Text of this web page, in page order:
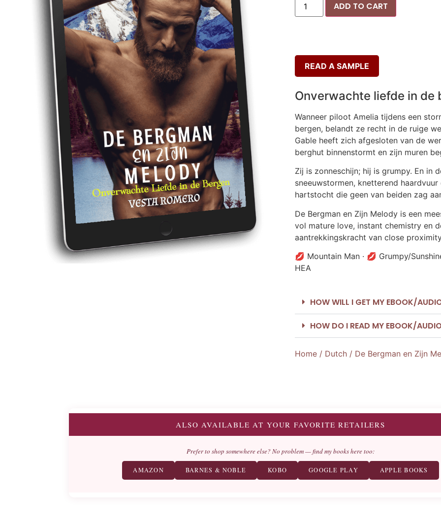
ADD TO CART
READ A SAMPLE
Onverwachte liefde in de
Wanneer piloot Amelia tijdens een
bergen, belandt ze recht in de ruige
Gable heeft zich afgesloten van de
berghut binnenstormt en zijn muren
Zij is zonneschijn; hij is grumpy. En in
sneeuwstormen, knetterend
hartstocht die geen van beiden zag
De Bergman en Zijn Melody is een
vol mature love, instant chemistry en
aantrekkingskracht van close
💋 Mountain Man · 💋 Grumpy/
HEA
HOW WILL I GET MY EBOOK/
HOW DO I READ MY EBOOK/
Home / Dutch / De Bergman en Zijn
ALSO AVAILABLE AT YOUR FAVORITE RETAILERS
Prefer to shop somewhere else? No problem — find my books here too:
AMAZON BARNES & NOBLE KOBO GOOGLE PLAY APPLE BOOKS